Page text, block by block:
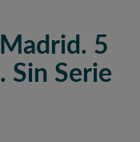
5
Sin Serie